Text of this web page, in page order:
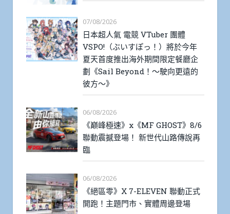
07/08/2026
日本超人氣 電競 VTuber 團體
VSPO!（ぶいすぽっ！）將於今年
夏天首度推出海外期間限定餐廳企
劃《Sail Beyond！～駛向更遠的
彼方～》
06/08/2026
《巔峰極速》x《MF GHOST》8/6
聯動震撼登場！ 新世代山路傳說再
臨
06/08/2026
《絕區零》X 7-ELEVEN 聯動正式
開跑！主題門市、實體周邊登場